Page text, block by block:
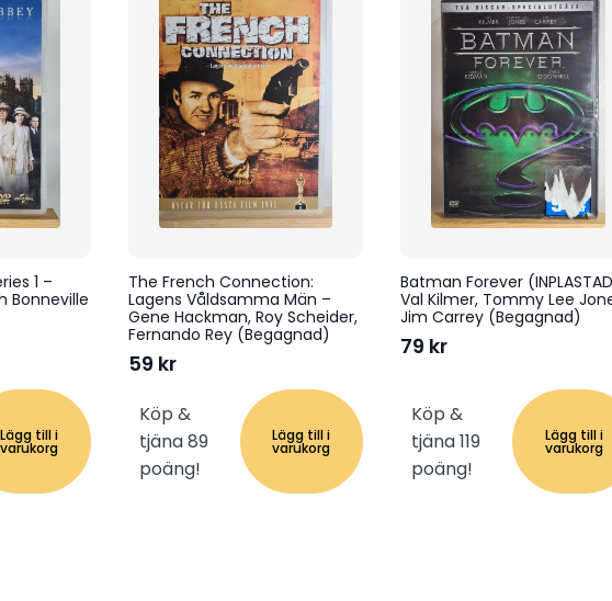
1 –
Bonneville
Lägg till i
varukorg
The French Connection:
Lagens Våldsamma Män –
Gene Hackman, Roy Scheider,
Fernando Rey (Begagnad)
59 kr
Köp &
tjäna 89
poäng!
Lägg till i
varukorg
Batman Forever
Val Kilmer, Tommy Lee
Jim Carrey (Begagnad)
79 kr
Köp &
tjäna 119
poäng!
Lägg till i
varukorg